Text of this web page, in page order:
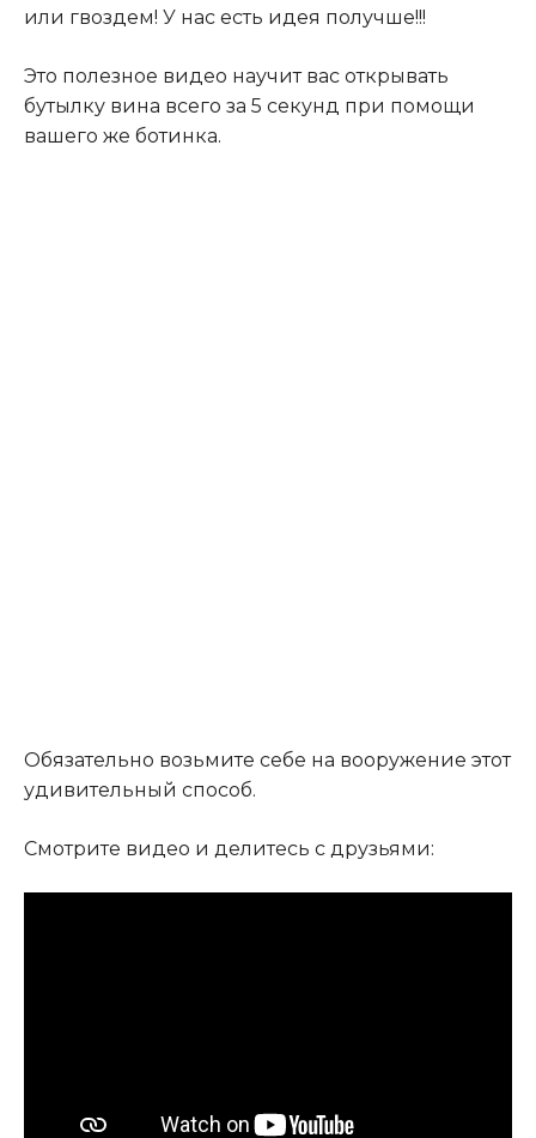
или гвоздем! У нас есть идея получше!!!
Это полезное видео научит вас открывать
бутылку вина всего за 5 секунд при помощи
вашего же ботинка.
Обязательно возьмите себе на вооружение этот
удивительный способ.
Смотрите видео и делитесь с друзьями: